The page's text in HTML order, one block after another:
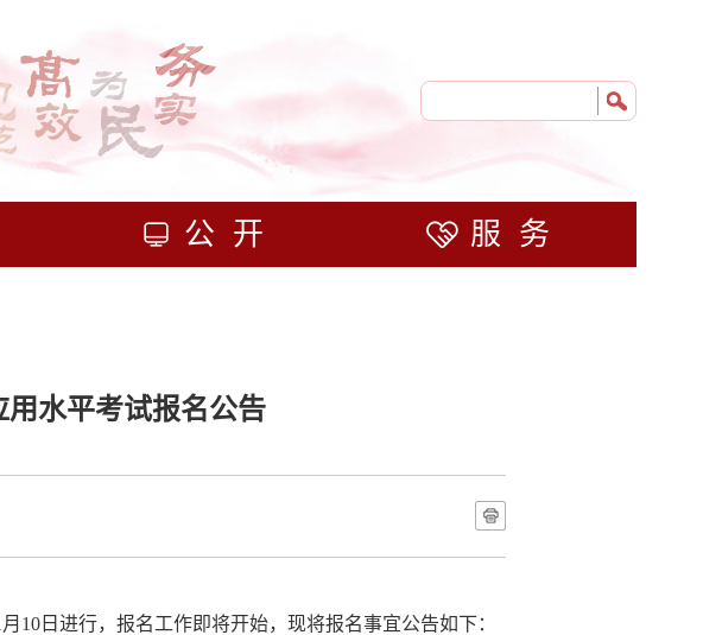
公开 服务
用水平考试报名公告
月 10 日进行，报名工作即将开始，现将报名事宜公告如下：